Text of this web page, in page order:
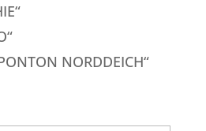
NORDDEICH“